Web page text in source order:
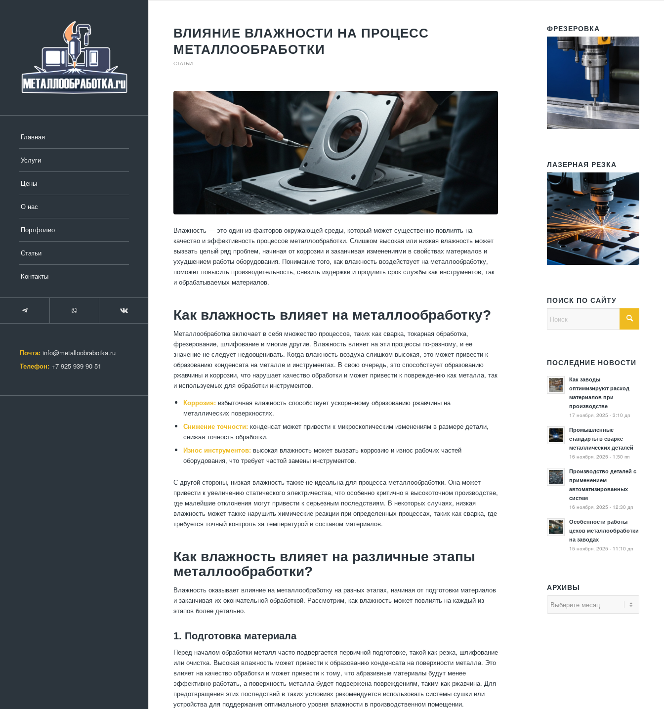
Главная
Услуги
Цены
О нас
Портфолио
Статьи
Контакты
Почта: info@metalloobrabotka.ru
Телефон: +7 925 939 90 51
ВЛИЯНИЕ ВЛАЖНОСТИ НА ПРОЦЕСС
МЕТАЛЛООБРАБОТКИ
СТАТЬИ
Влажность — это один из факторов окружающей среды, который может существенно повлиять на
качество и эффективность процессов металлообработки. Слишком высокая или низкая влажность может
вызвать целый ряд проблем, начиная от коррозии и заканчивая изменениями в свойствах материалов и
ухудшением работы оборудования. Понимание того, как влажность воздействует на металлообработку,
поможет повысить производительность, снизить издержки и продлить срок службы как инструментов, так
и обрабатываемых материалов.
Как влажность влияет на металлообработку?
Металлообработка включает в себя множество процессов, таких как сварка, токарная обработка,
фрезерование, шлифование и многие другие. Влажность влияет на эти процессы по-разному, и ее
значение не следует недооценивать. Когда влажность воздуха слишком высокая, это может привести к
образованию конденсата на металле и инструментах. В свою очередь, это способствует образованию
ржавчины и коррозии, что нарушает качество обработки и может привести к повреждению как металла, так
и используемых для обработки инструментов.
Коррозия: избыточная влажность способствует ускоренному образованию ржавчины на
металлических поверхностях.
Снижение точности: конденсат может привести к микроскопическим изменениям в размере детали,
снижая точность обработки.
Износ инструментов: высокая влажность может вызвать коррозию и износ рабочих частей
оборудования, что требует частой замены инструментов.
С другой стороны, низкая влажность также не идеальна для процесса металлообработки. Она может
привести к увеличению статического электричества, что особенно критично в высокоточном производстве,
где малейшие отклонения могут привести к серьезным последствиям. В некоторых случаях, низкая
влажность может также нарушить химические реакции при определенных процессах, таких как сварка, где
требуется точный контроль за температурой и составом материалов.
Как влажность влияет на различные этапы
металлообработки?
Влажность оказывает влияние на металлообработку на разных этапах, начиная от подготовки материалов
и заканчивая их окончательной обработкой. Рассмотрим, как влажность может повлиять на каждый из
этапов более детально.
1. Подготовка материала
Перед началом обработки металл часто подвергается первичной подготовке, такой как резка, шлифование
или очистка. Высокая влажность может привести к образованию конденсата на поверхности металла. Это
влияет на качество обработки и может привести к тому, что абразивные материалы будут менее
эффективно работать, а поверхность металла будет подвержена повреждениям, таким как ржавчина. Для
предотвращения этих последствий в таких условиях рекомендуется использовать системы сушки или
устройства для поддержания оптимального уровня влажности в производственном помещении.
ФРЕЗЕРОВКА
ЛАЗЕРНАЯ РЕЗКА
ПОИСК ПО САЙТУ
ПОСЛЕДНИЕ НОВОСТИ
Как заводы
оптимизируют расход
материалов при
производстве
17 ноября, 2025 - 3:10 дп
Промышленные
стандарты в сварке
металлических деталей
16 ноября, 2025 - 1:50 пп
Производство деталей с
применением
автоматизированных
систем
16 ноября, 2025 - 12:30 дп
Особенности работы
цехов металлообработки
на заводах
15 ноября, 2025 - 11:10 дп
АРХИВЫ